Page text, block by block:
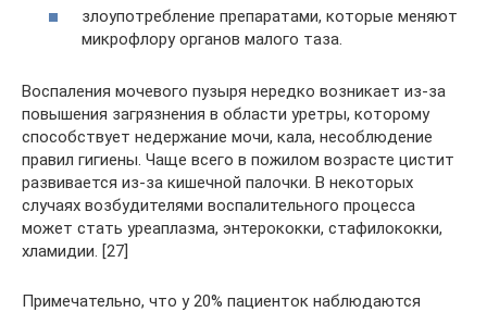
злоупотребление препаратами, которые меняют
микрофлору органов малого таза.
Воспаления мочевого пузыря нередко возникает из-за
повышения загрязнения в области уретры, которому
способствует недержание мочи, кала, несоблюдение
правил гигиены. Чаще всего в пожилом возрасте цистит
развивается из-за кишечной палочки. В некоторых
случаях возбудителями воспалительного процесса
может стать уреаплазма, энтерококки, стафилококки,
хламидии. [27]
Примечательно, что у 20% пациенток наблюдаются